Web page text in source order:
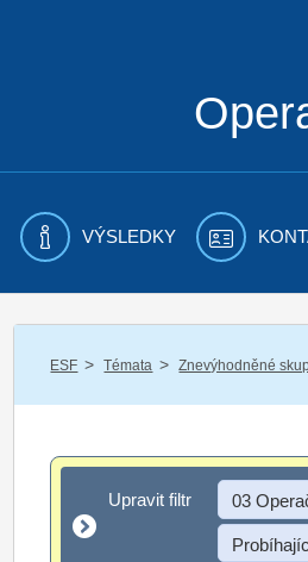
VÝSLEDKY
ESF / Témata / Znevýhodněné
Upravit filtr
Upravit filtr 03